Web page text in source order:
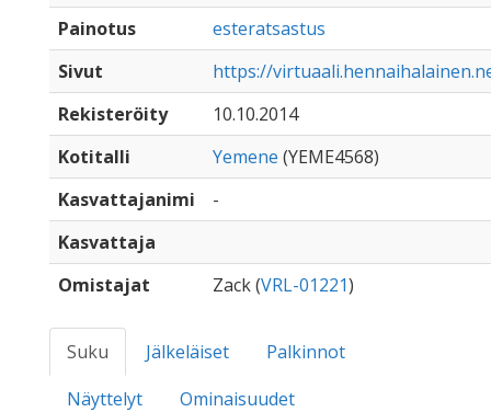
Painotus
esteratsastus
Sivut
https://
Rekisteröity
10.10.2014
Kotitalli
Yemene (YEME4568)
Kasvattajanimi
-
Kasvattaja
Omistajat
Zack (VRL-01221)
Suku Jälkeläiset
Palkinnot
Näyttelyt
Ominaisuudet